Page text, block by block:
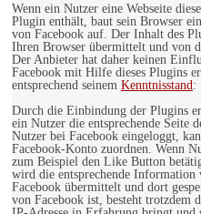
Wenn ein Nutzer eine Webseite
Plugin enthält, baut sein Browser
von Facebook auf. Der Inhalt des
Ihren Browser übermittelt und von
Der Anbieter hat daher keinen
Facebook mit Hilfe dieses Plugins
entsprechend seinem Kenntnisstand :
Durch die Einbindung der Plugins
ein Nutzer die entsprechende Seite
Nutzer bei Facebook eingeloggt,
Facebook-Konto zuordnen. Wenn
zum Beispiel den Like Button
wird die entsprechende
Facebook übermittelt und dort
von Facebook ist, besteht trotzdem